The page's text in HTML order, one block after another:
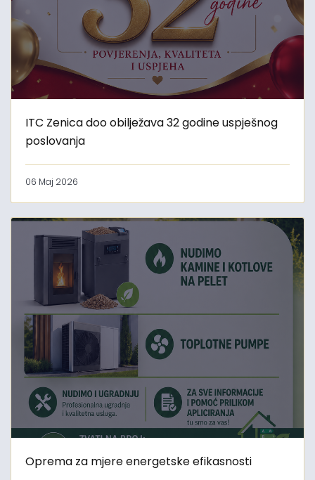
ITC Zenica doo obilježava 32 godine uspješnog
poslovanja
06 Maj 2026
Oprema za mjere energetske efikasnosti